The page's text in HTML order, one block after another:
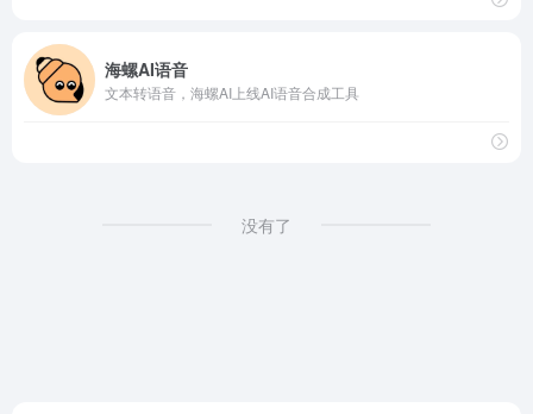
海螺AI语音
文本转语音，海螺AI上线AI语音合成工具
没有了